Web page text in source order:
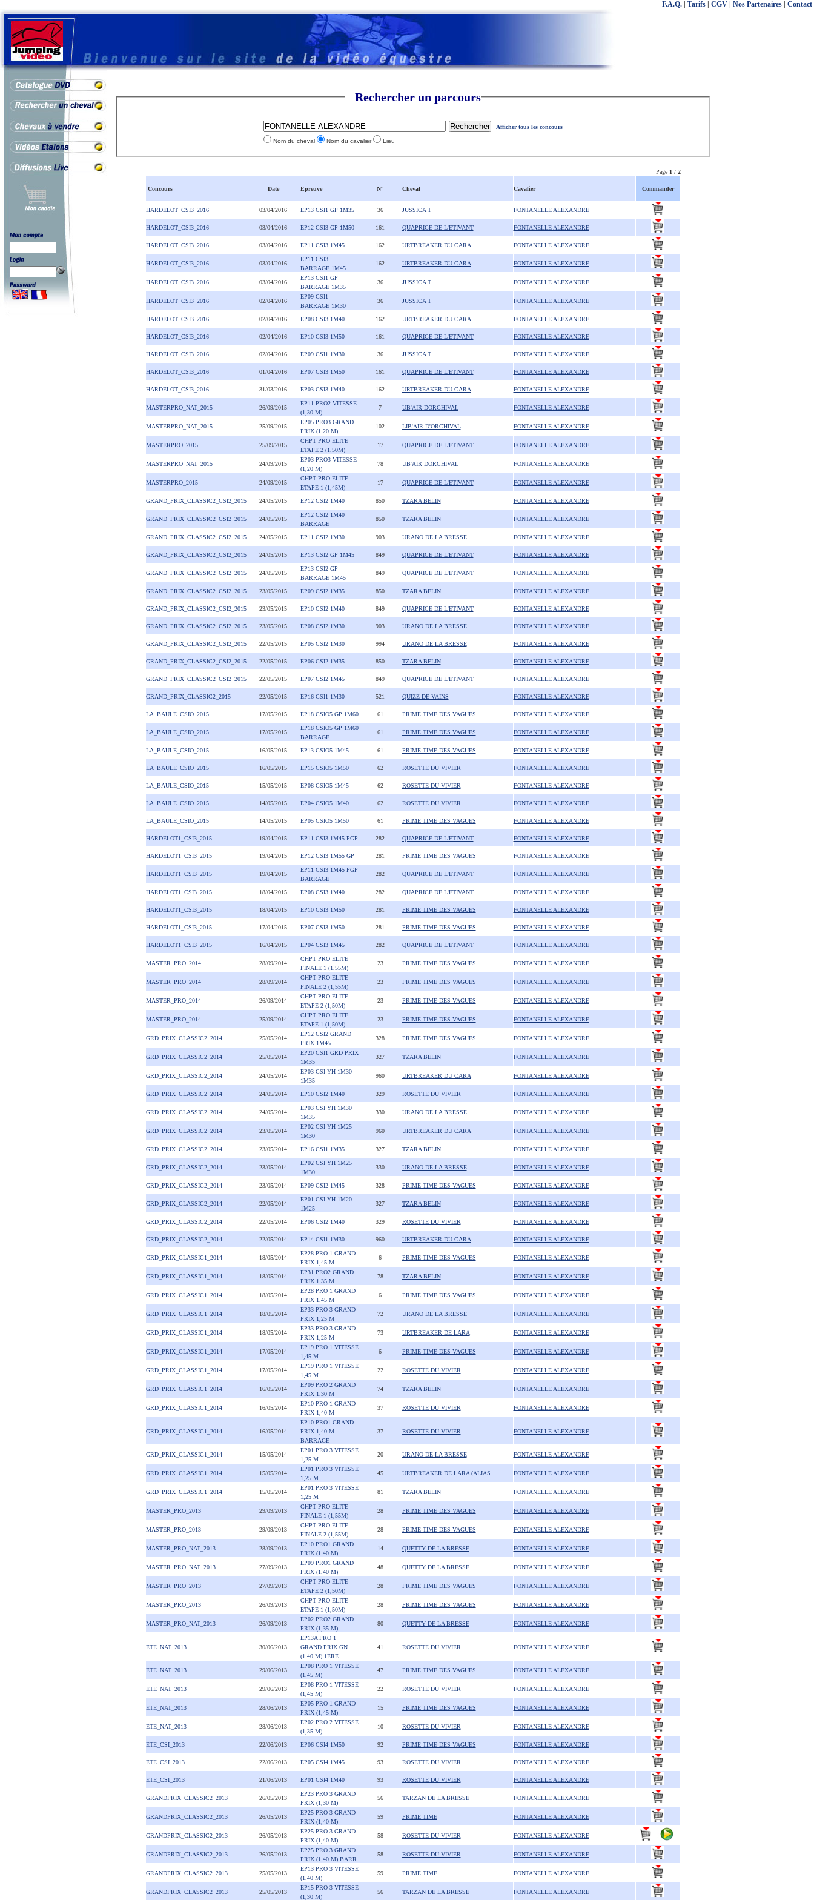
F.A.Q. Tarifs CGV Nos Partenaires Contact
Rechercher un parcours
Afficher tous les concours
Nom du cheval Nom du cavalier Lieu
Page 1 / 2
Concours Date Epreuve N° Cheval Cavalier Commander
HARDELOT_CSI3_2016 03/04/2016 EP13 CSI1 GP 1M35 36 JUSSICA T FONTANELLE ALEXANDRE
HARDELOT_CSI3_2016 03/04/2016 EP12 CSI3 GP 1M50 161 QUAPRICE DE L'ETIVANT FONTANELLE ALEXANDRE
HARDELOT_CSI3_2016 03/04/2016 EP11 CSI3 1M45 162 URTBREAKER DU CARA FONTANELLE ALEXANDRE
HARDELOT_CSI3_2016 03/04/2016
EP11 CSI3
BARRAGE 1M45
162 URTBREAKER DU CARA FONTANELLE ALEXANDRE
HARDELOT_CSI3_2016 03/04/2016
EP13 CSI1 GP
BARRAGE 1M35
36 JUSSICA T FONTANELLE ALEXANDRE
HARDELOT_CSI3_2016 02/04/2016
EP09 CSI1
BARRAGE 1M30
36 JUSSICA T FONTANELLE ALEXANDRE
HARDELOT_CSI3_2016 02/04/2016 EP08 CSI3 1M40 162 URTBREAKER DU CARA FONTANELLE ALEXANDRE
HARDELOT_CSI3_2016 02/04/2016 EP10 CSI3 1M50 161 QUAPRICE DE L'ETIVANT FONTANELLE ALEXANDRE
HARDELOT_CSI3_2016 02/04/2016 EP09 CSI1 1M30 36 JUSSICA T FONTANELLE ALEXANDRE
HARDELOT_CSI3_2016 01/04/2016 EP07 CSI3 1M50 161 QUAPRICE DE L'ETIVANT FONTANELLE ALEXANDRE
HARDELOT_CSI3_2016 31/03/2016 EP03 CSI3 1M40 162 URTBREAKER DU CARA FONTANELLE ALEXANDRE
MASTERPRO_NAT_2015 26/09/2015
EP11 PRO2 VITESSE
(1,30 M)
7 UB'AIR DORCHIVAL FONTANELLE ALEXANDRE
MASTERPRO_NAT_2015 25/09/2015
EP05 PRO3 GRAND
PRIX (1,20 M)
102 LIB'AIR D'ORCHIVAL FONTANELLE ALEXANDRE
MASTERPRO_2015 25/09/2015
CHPT PRO ELITE
ETAPE 2 (1,50M)
17 QUAPRICE DE L'ETIVANT FONTANELLE ALEXANDRE
MASTERPRO_NAT_2015 24/09/2015
EP03 PRO3 VITESSE
(1,20 M)
78 UB'AIR DORCHIVAL FONTANELLE ALEXANDRE
MASTERPRO_2015 24/09/2015
CHPT PRO ELITE
ETAPE 1 (1,45M)
17 QUAPRICE DE L'ETIVANT FONTANELLE ALEXANDRE
GRAND_PRIX_CLASSIC2_CSI2_2015 24/05/2015 EP12 CSI2 1M40 850 TZARA BELIN FONTANELLE ALEXANDRE
GRAND_PRIX_CLASSIC2_CSI2_2015 24/05/2015
EP12 CSI2 1M40
BARRAGE
850 TZARA BELIN FONTANELLE ALEXANDRE
GRAND_PRIX_CLASSIC2_CSI2_2015 24/05/2015 EP11 CSI2 1M30 903 URANO DE LA BRESSE FONTANELLE ALEXANDRE
GRAND_PRIX_CLASSIC2_CSI2_2015 24/05/2015 EP13 CSI2 GP 1M45 849 QUAPRICE DE L'ETIVANT FONTANELLE ALEXANDRE
GRAND_PRIX_CLASSIC2_CSI2_2015 24/05/2015
EP13 CSI2 GP
BARRAGE 1M45
849 QUAPRICE DE L'ETIVANT FONTANELLE ALEXANDRE
GRAND_PRIX_CLASSIC2_CSI2_2015 23/05/2015 EP09 CSI2 1M35 850 TZARA BELIN FONTANELLE ALEXANDRE
GRAND_PRIX_CLASSIC2_CSI2_2015 23/05/2015 EP10 CSI2 1M40 849 QUAPRICE DE L'ETIVANT FONTANELLE ALEXANDRE
GRAND_PRIX_CLASSIC2_CSI2_2015 23/05/2015 EP08 CSI2 1M30 903 URANO DE LA BRESSE FONTANELLE ALEXANDRE
GRAND_PRIX_CLASSIC2_CSI2_2015 22/05/2015 EP05 CSI2 1M30 994 URANO DE LA BRESSE FONTANELLE ALEXANDRE
GRAND_PRIX_CLASSIC2_CSI2_2015 22/05/2015 EP06 CSI2 1M35 850 TZARA BELIN FONTANELLE ALEXANDRE
GRAND_PRIX_CLASSIC2_CSI2_2015 22/05/2015 EP07 CSI2 1M45 849 QUAPRICE DE L'ETIVANT FONTANELLE ALEXANDRE
GRAND_PRIX_CLASSIC2_2015 22/05/2015 EP16 CSI1 1M30 521 QUIZZ DE VAINS FONTANELLE ALEXANDRE
LA_BAULE_CSIO_2015 17/05/2015 EP18 CSIO5 GP 1M60 61 PRIME TIME DES VAGUES FONTANELLE ALEXANDRE
LA_BAULE_CSIO_2015 17/05/2015
EP18 CSIO5 GP 1M60
BARRAGE
61 PRIME TIME DES VAGUES FONTANELLE ALEXANDRE
LA_BAULE_CSIO_2015 16/05/2015 EP13 CSIO5 1M45 61 PRIME TIME DES VAGUES FONTANELLE ALEXANDRE
LA_BAULE_CSIO_2015 16/05/2015 EP15 CSIO5 1M50 62 ROSETTE DU VIVIER FONTANELLE ALEXANDRE
LA_BAULE_CSIO_2015 15/05/2015 EP08 CSIO5 1M45 62 ROSETTE DU VIVIER FONTANELLE ALEXANDRE
LA_BAULE_CSIO_2015 14/05/2015 EP04 CSIO5 1M40 62 ROSETTE DU VIVIER FONTANELLE ALEXANDRE
LA_BAULE_CSIO_2015 14/05/2015 EP05 CSIO5 1M50 61 PRIME TIME DES VAGUES FONTANELLE ALEXANDRE
HARDELOT1_CSI3_2015 19/04/2015 EP11 CSI3 1M45 PGP 282 QUAPRICE DE L'ETIVANT FONTANELLE ALEXANDRE
HARDELOT1_CSI3_2015 19/04/2015 EP12 CSI3 1M55 GP 281 PRIME TIME DES VAGUES FONTANELLE ALEXANDRE
HARDELOT1_CSI3_2015 19/04/2015
EP11 CSI3 1M45 PGP
BARRAGE
282 QUAPRICE DE L'ETIVANT FONTANELLE ALEXANDRE
HARDELOT1_CSI3_2015 18/04/2015 EP08 CSI3 1M40 282 QUAPRICE DE L'ETIVANT FONTANELLE ALEXANDRE
HARDELOT1_CSI3_2015 18/04/2015 EP10 CSI3 1M50 281 PRIME TIME DES VAGUES FONTANELLE ALEXANDRE
HARDELOT1_CSI3_2015 17/04/2015 EP07 CSI3 1M50 281 PRIME TIME DES VAGUES FONTANELLE ALEXANDRE
HARDELOT1_CSI3_2015 16/04/2015 EP04 CSI3 1M45 282 QUAPRICE DE L'ETIVANT FONTANELLE ALEXANDRE
MASTER_PRO_2014 28/09/2014
CHPT PRO ELITE
FINALE 1 (1,55M)
23 PRIME TIME DES VAGUES FONTANELLE ALEXANDRE
MASTER_PRO_2014 28/09/2014
CHPT PRO ELITE
FINALE 2 (1,55M)
23 PRIME TIME DES VAGUES FONTANELLE ALEXANDRE
MASTER_PRO_2014 26/09/2014
CHPT PRO ELITE
ETAPE 2 (1,50M)
23 PRIME TIME DES VAGUES FONTANELLE ALEXANDRE
MASTER_PRO_2014 25/09/2014
CHPT PRO ELITE
ETAPE 1 (1,50M)
23 PRIME TIME DES VAGUES FONTANELLE ALEXANDRE
GRD_PRIX_CLASSIC2_2014 25/05/2014
EP12 CSI2 GRAND
PRIX 1M45
328 PRIME TIME DES VAGUES FONTANELLE ALEXANDRE
GRD_PRIX_CLASSIC2_2014 25/05/2014
EP20 CSI1 GRD PRIX
1M35
327 TZARA BELIN FONTANELLE ALEXANDRE
GRD_PRIX_CLASSIC2_2014 24/05/2014
EP03 CSI YH 1M30
1M35
960 URTBREAKER DU CARA FONTANELLE ALEXANDRE
GRD_PRIX_CLASSIC2_2014 24/05/2014 EP10 CSI2 1M40 329 ROSETTE DU VIVIER FONTANELLE ALEXANDRE
GRD_PRIX_CLASSIC2_2014 24/05/2014
EP03 CSI YH 1M30
1M35
330 URANO DE LA BRESSE FONTANELLE ALEXANDRE
GRD_PRIX_CLASSIC2_2014 23/05/2014
EP02 CSI YH 1M25
1M30
960 URTBREAKER DU CARA FONTANELLE ALEXANDRE
GRD_PRIX_CLASSIC2_2014 23/05/2014 EP16 CSI1 1M35 327 TZARA BELIN FONTANELLE ALEXANDRE
GRD_PRIX_CLASSIC2_2014 23/05/2014
EP02 CSI YH 1M25
1M30
330 URANO DE LA BRESSE FONTANELLE ALEXANDRE
GRD_PRIX_CLASSIC2_2014 23/05/2014 EP09 CSI2 1M45 328 PRIME TIME DES VAGUES FONTANELLE ALEXANDRE
GRD_PRIX_CLASSIC2_2014 22/05/2014
EP01 CSI YH 1M20
1M25
327 TZARA BELIN FONTANELLE ALEXANDRE
GRD_PRIX_CLASSIC2_2014 22/05/2014 EP06 CSI2 1M40 329 ROSETTE DU VIVIER FONTANELLE ALEXANDRE
GRD_PRIX_CLASSIC2_2014 22/05/2014 EP14 CSI1 1M30 960 URTBREAKER DU CARA FONTANELLE ALEXANDRE
GRD_PRIX_CLASSIC1_2014 18/05/2014
EP28 PRO 1 GRAND
PRIX 1,45 M
6 PRIME TIME DES VAGUES FONTANELLE ALEXANDRE
GRD_PRIX_CLASSIC1_2014 18/05/2014
EP31 PRO2 GRAND
PRIX 1,35 M
78 TZARA BELIN FONTANELLE ALEXANDRE
GRD_PRIX_CLASSIC1_2014 18/05/2014
EP28 PRO 1 GRAND
PRIX 1,45 M
6 PRIME TIME DES VAGUES FONTANELLE ALEXANDRE
GRD_PRIX_CLASSIC1_2014 18/05/2014
EP33 PRO 3 GRAND
PRIX 1,25 M
72 URANO DE LA BRESSE FONTANELLE ALEXANDRE
GRD_PRIX_CLASSIC1_2014 18/05/2014
EP33 PRO 3 GRAND
PRIX 1,25 M
73 URTBREAKER DE LARA FONTANELLE ALEXANDRE
GRD_PRIX_CLASSIC1_2014 17/05/2014
EP19 PRO 1 VITESSE
1,45 M
6 PRIME TIME DES VAGUES FONTANELLE ALEXANDRE
GRD_PRIX_CLASSIC1_2014 17/05/2014
EP19 PRO 1 VITESSE
1,45 M
22 ROSETTE DU VIVIER FONTANELLE ALEXANDRE
GRD_PRIX_CLASSIC1_2014 16/05/2014
EP09 PRO 2 GRAND
PRIX 1,30 M
74 TZARA BELIN FONTANELLE ALEXANDRE
GRD_PRIX_CLASSIC1_2014 16/05/2014
EP10 PRO 1 GRAND
PRIX 1,40 M
37 ROSETTE DU VIVIER FONTANELLE ALEXANDRE
GRD_PRIX_CLASSIC1_2014 16/05/2014
EP10 PRO1 GRAND
PRIX 1,40 M
BARRAGE
37 ROSETTE DU VIVIER FONTANELLE ALEXANDRE
GRD_PRIX_CLASSIC1_2014 15/05/2014
EP01 PRO 3 VITESSE
1,25 M
20 URANO DE LA BRESSE FONTANELLE ALEXANDRE
GRD_PRIX_CLASSIC1_2014 15/05/2014
EP01 PRO 3 VITESSE
1,25 M
45 URTBREAKER DE LARA (ALIAS FONTANELLE ALEXANDRE
GRD_PRIX_CLASSIC1_2014 15/05/2014
EP01 PRO 3 VITESSE
1,25 M
81 TZARA BELIN FONTANELLE ALEXANDRE
MASTER_PRO_2013 29/09/2013
CHPT PRO ELITE
FINALE 1 (1,55M)
28 PRIME TIME DES VAGUES FONTANELLE ALEXANDRE
MASTER_PRO_2013 29/09/2013
CHPT PRO ELITE
FINALE 2 (1,55M)
28 PRIME TIME DES VAGUES FONTANELLE ALEXANDRE
MASTER_PRO_NAT_2013 28/09/2013
EP10 PRO1 GRAND
PRIX (1,40 M)
14 QUETTY DE LA BRESSE FONTANELLE ALEXANDRE
MASTER_PRO_NAT_2013 27/09/2013
EP09 PRO1 GRAND
PRIX (1,40 M)
48 QUETTY DE LA BRESSE FONTANELLE ALEXANDRE
MASTER_PRO_2013 27/09/2013
CHPT PRO ELITE
ETAPE 2 (1,50M)
28 PRIME TIME DES VAGUES FONTANELLE ALEXANDRE
MASTER_PRO_2013 26/09/2013
CHPT PRO ELITE
ETAPE 1 (1,50M)
28 PRIME TIME DES VAGUES FONTANELLE ALEXANDRE
MASTER_PRO_NAT_2013 26/09/2013
EP02 PRO2 GRAND
PRIX (1,35 M)
80 QUETTY DE LA BRESSE FONTANELLE ALEXANDRE
ETE_NAT_2013 30/06/2013
EP13A PRO 1
GRAND PRIX GN
(1,40 M) 1ERE
41 ROSETTE DU VIVIER FONTANELLE ALEXANDRE
ETE_NAT_2013 29/06/2013
EP08 PRO 1 VITESSE
(1,45 M)
47 PRIME TIME DES VAGUES FONTANELLE ALEXANDRE
ETE_NAT_2013 29/06/2013
EP08 PRO 1 VITESSE
(1,45 M)
22 ROSETTE DU VIVIER FONTANELLE ALEXANDRE
ETE_NAT_2013 28/06/2013
EP05 PRO 1 GRAND
PRIX (1,45 M)
15 PRIME TIME DES VAGUES FONTANELLE ALEXANDRE
ETE_NAT_2013 28/06/2013
EP02 PRO 2 VITESSE
(1,35 M)
10 ROSETTE DU VIVIER FONTANELLE ALEXANDRE
ETE_CSI_2013 22/06/2013 EP06 CSI4 1M50 92 PRIME TIME DES VAGUES FONTANELLE ALEXANDRE
ETE_CSI_2013 22/06/2013 EP05 CSI4 1M45 93 ROSETTE DU VIVIER FONTANELLE ALEXANDRE
ETE_CSI_2013 21/06/2013 EP01 CSI4 1M40 93 ROSETTE DU VIVIER FONTANELLE ALEXANDRE
GRANDPRIX_CLASSIC2_2013 26/05/2013
EP23 PRO 3 GRAND
PRIX (1,30 M)
56 TARZAN DE LA BRESSE FONTANELLE ALEXANDRE
GRANDPRIX_CLASSIC2_2013 26/05/2013
EP25 PRO 3 GRAND
PRIX (1,40 M)
59 PRIME TIME FONTANELLE ALEXANDRE
GRANDPRIX_CLASSIC2_2013 26/05/2013
EP25 PRO 3 GRAND
PRIX (1,40 M)
58 ROSETTE DU VIVIER FONTANELLE ALEXANDRE
GRANDPRIX_CLASSIC2_2013 26/05/2013
EP25 PRO 3 GRAND
PRIX (1,40 M) BARR
58 ROSETTE DU VIVIER FONTANELLE ALEXANDRE
GRANDPRIX_CLASSIC2_2013 25/05/2013
EP13 PRO 3 VITESSE
(1,40 M)
59 PRIME TIME FONTANELLE ALEXANDRE
GRANDPRIX_CLASSIC2_2013 25/05/2013
EP15 PRO 3 VITESSE
(1,30 M)
56 TARZAN DE LA BRESSE FONTANELLE ALEXANDRE